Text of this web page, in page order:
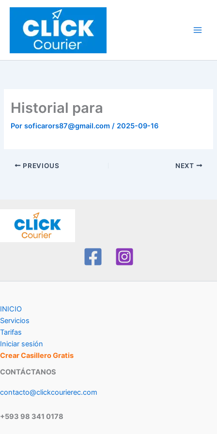
contenido
Historial para
Porsoficarors87@gmail.com/ 2025-09-16
PREVIOUS NEXT
INICIO
Servicios
Tarifas
Iniciar sesión
Crear Casillero Gratis
CONTÁCTANOS
contacto@clickcourierec.com
+593 98 341 0178